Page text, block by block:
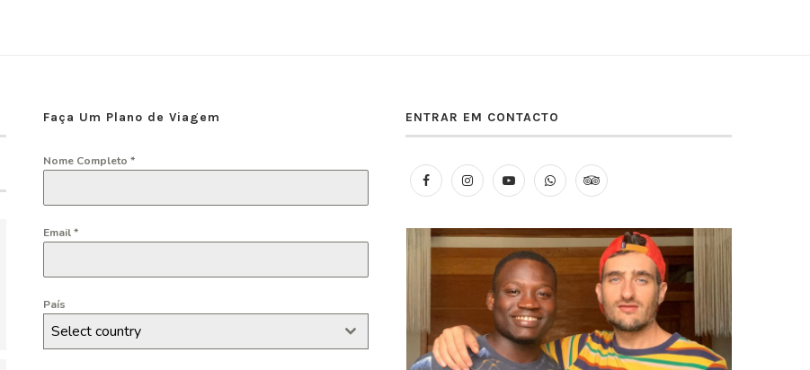
Faça Um Plano de Viagem
Nome Completo *
Email*
País
Select country
ENTRAR EM CONTACTO